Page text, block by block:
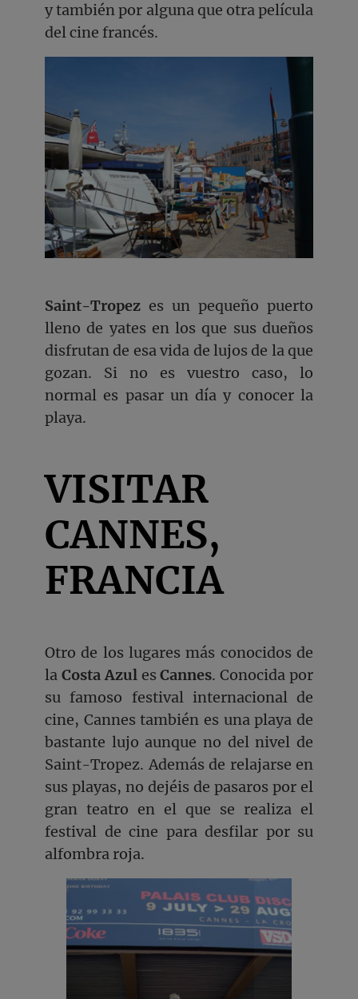
y también por alguna que otra película
del cine francés.
Saint-Tropez es un pequeño puerto
lleno de yates en los que sus dueños
disfrutan de esa vida de lujos de la que
gozan. Si no es vuestro caso, lo
normal es pasar un día y conocer la
playa.
VISITAR
CANNES,
FRANCIA
Otro de los lugares más conocidos de
la Costa AzulesCannes. Conocida por
su famoso festival internacional de
cine, Cannes también es una playa de
bastante lujo aunque no del nivel de
Saint-Tropez. Además de relajarse en
sus playas, no dejéis de pasaros por el
gran teatro en el que se realiza el
festival de cine para desfilar por su
alfombra roja.